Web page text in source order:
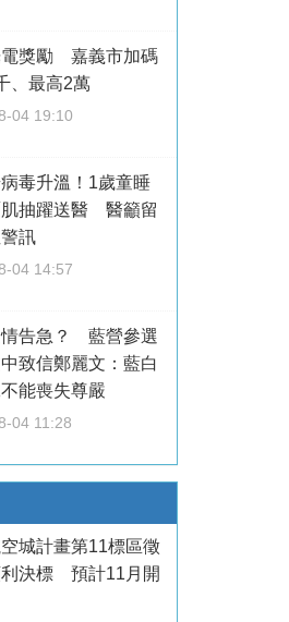
電獎勵 嘉義市加碼
、最高2萬
04 19:10
毒升溫！1歲童睡
抽躍送醫 醫籲留
訊
04 14:57
情告急？ 藍營參選
致信鄭麗文：藍白
能喪失尊嚴
04 11:28
城計畫第11標區徵
利決標 預計11月開